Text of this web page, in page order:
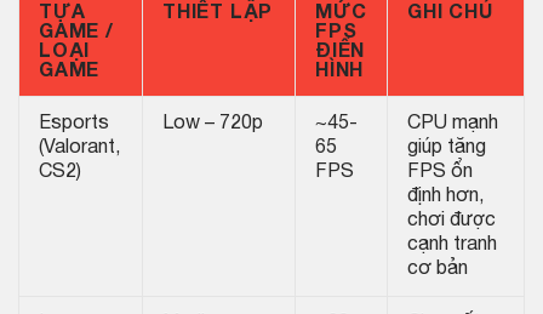
TỰA
GAME /
LOẠI
GAME
THIẾT LẬP
MỨC
FPS
ĐIỂN
HÌNH
GHI CHÚ
Esports
(Valorant,
CS2)
Low – 720p
~45-
65
FPS
CPU mạnh
giúp tăng
FPS ổn
định hơn,
chơi được
cạnh tranh
cơ bản